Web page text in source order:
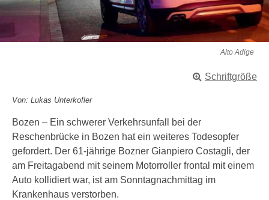
Alto Adige
Schriftgröße
Von: Lukas Unterkofler
Bozen – Ein schwerer Verkehrsunfall bei der
Reschenbrücke in Bozen hat ein weiteres Todesopfer
gefordert. Der 61-jährige Bozner Gianpiero Costagli, der
am Freitagabend mit seinem Motorroller frontal mit einem
Auto kollidiert war, ist am Sonntagnachmittag im
Krankenhaus verstorben.